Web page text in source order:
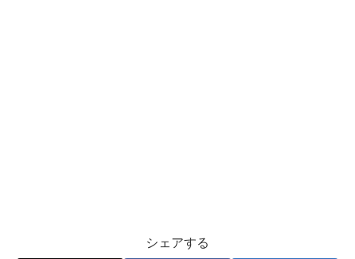
シェアする